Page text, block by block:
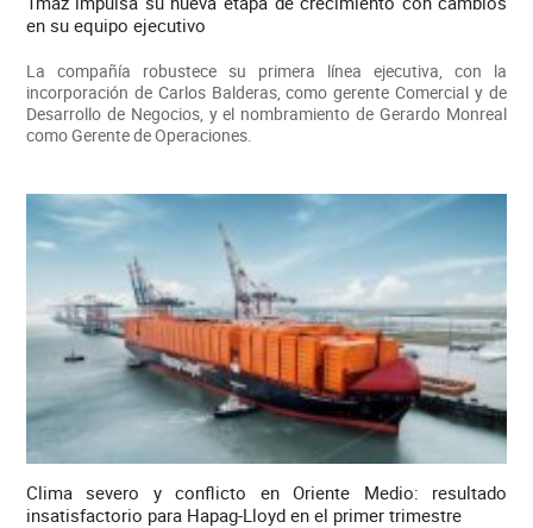
en su equipo ejecutivo
La compañía robustece su primera línea ejecutiva, con la
incorporación de Carlos Balderas, como gerente Comercial y de
Desarrollo de Negocios, y el nombramiento de Gerardo Monreal
como Gerente de Operaciones.
Clima severo y conflicto en Oriente Medio: resultado
insatisfactorio para Hapag-Lloyd en el primer trimestre